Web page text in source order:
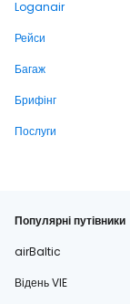
Loganair
Рейси
Багаж
Брифінг
Послуги
Популярні путівники
airBaltic
Відень VIE